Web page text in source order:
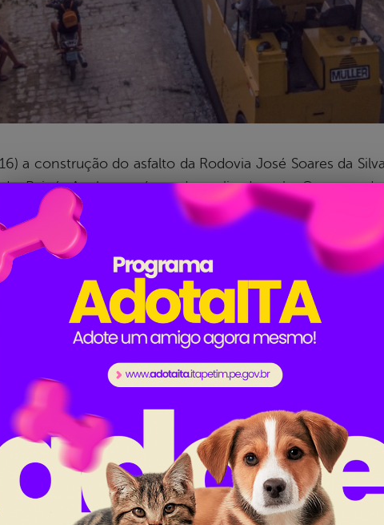
a construção do asfalto da Rodovia José Soares da
Pajeú. A obra está sendo realizada pelo Governo
pela construtora Niemaia Serviços e Equipamentos.
Km e já havia sido toda pavimentada com
tornando realidade um grande sonho da
(17), o prefeito do município Adelmo Moura,
e diretores municipais, esteve vistoriando os trabalhos.
do Estado por esta obra grandiosa, que vai
de vida da população. Estou muito feliz por
o prefeito.
construção do asfalto havia sido assinada na quinta-
também foi autorizada a reforma do
da quadra poliesportiva da localidade.